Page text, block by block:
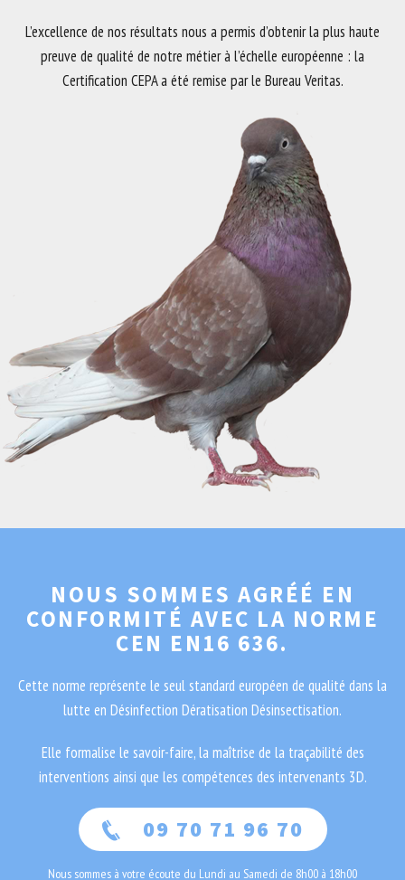
L’excellence de nos résultats nous a permis d’obtenir la plus haute
preuve de qualité de notre métier à l’échelle européenne : la
Certification CEPA a été remise par le Bureau Veritas.
NOUS SOMMES AGRÉÉ EN
CONFORMITÉ AVEC LA NORME
CEN EN16 636.
Cette norme représente le seul standard européen de qualité dans la
lutte en Désinfection Dératisation Désinsectisation.
Elle formalise le savoir-faire, la maîtrise de la traçabilité des
interventions ainsi que les compétences des intervenants 3D.
09 70 71 96 70
Nous sommes à votre écoute du Lundi au Samedi de 8h00 à 18h00